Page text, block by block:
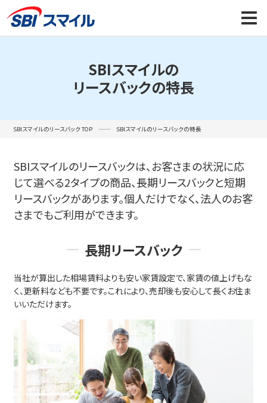
SBIスマイルの
リースバックの特長
SBIスマイルのリースバック TOP SBIスマイルのリースバックの特長
SBIスマイルのリースバックは、お客さまの状況に応
じて選べる2タイプの商品、長期リースバックと短期
リースバックがあります。個人だけでなく、法人のお客
さまでもご利用ができます。
長期リースバック
当社が算出した相場賃料よりも安い家賃設定で、家賃の値上げもな
く、更新料なども不要です。これにより、売却後も安心して長くお住ま
いいただけます。